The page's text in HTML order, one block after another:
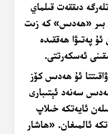
دىققەت قىلماي
بىر «ھەدىس» كە زىت
پەتىۋا ھەققىدە
ئەسكەرتتى.
ئۇ ھەدىس كۆز
سەنەد ئېتىبارى
ئايەتكە خىلاپ
ئالمىغان. «ھاشار